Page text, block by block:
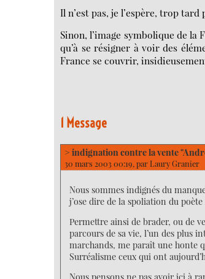
Il n’est pas, je l’espère, trop
Sinon, l’image symbolique de la
qu’à se résigner à voir des
France se couvrir,
1 Message
> indignation contre la vente
30 mars 2003 00:19, parLaury Granier
Nous sommes indignés du
j’ose dire de la spoliation du
Permettre ainsi de brader, ou de
parcours de sa vie, l’un des plus
marchands, me paraît une honte
Surréalisme ceux qui ont